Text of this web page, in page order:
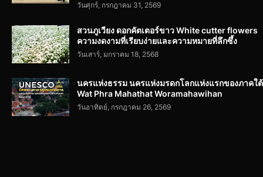
วันศุกร์, กรกฎาคม 31, 2569
สวนภูเวียง ดอกคัตเตอร์ขาว White cutter flowers
ความงดงามที่เรียบง่ายและความหมายที่ลึกซึ้ง
วันเสาร์, มกราคม 18, 2568
นครแห่งธรรม นครแห่งมรดกโลกแห่งแรกของภาคใต้
Wat Phra Mahathat Woramahawihan
วันอาทิตย์, กรกฎาคม 26, 2569